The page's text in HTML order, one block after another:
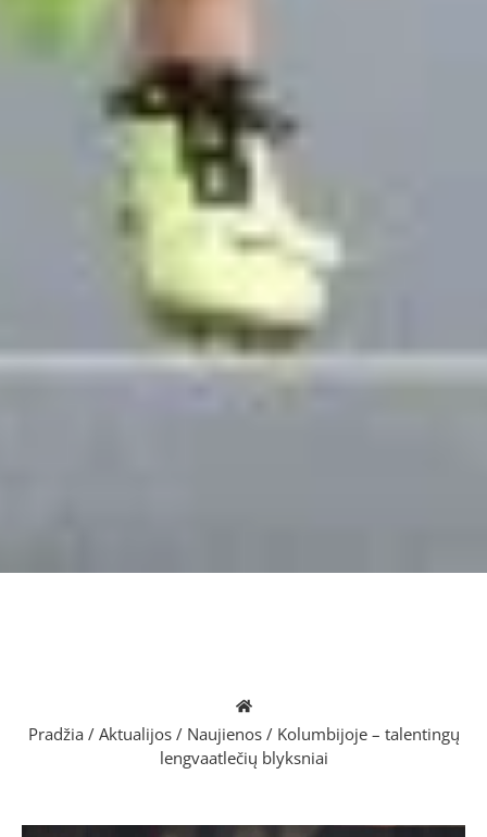
Pradžia / Aktualijos/ Naujienos/ Kolumbijoje – talentingų
lengvaatlečių blyksniai